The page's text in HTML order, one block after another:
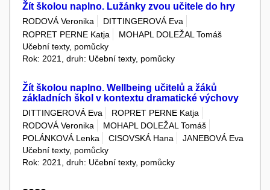
Žít školou naplno. Lužánky zvou učitele do hry
RODOVÁ Veronika
DITTINGEROVÁ Eva
ROPRET PERNE Katja
MOHAPL DOLEŽAL Tomáš
Učební texty, pomůcky
Rok: 2021, druh: Učební texty, pomůcky
Žít školou naplno. Wellbeing učitelů a žáků
základních škol v kontextu dramatické výchovy
DITTINGEROVÁ Eva
ROPRET PERNE Katja
RODOVÁ Veronika
MOHAPL DOLEŽAL Tomáš
POLÁNKOVÁ Lenka
CISOVSKÁ Hana
JANEBOVÁ Eva
Učební texty, pomůcky
Rok: 2021, druh: Učební texty, pomůcky